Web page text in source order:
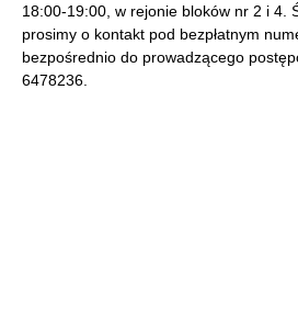
18:00-19:00, w rejonie bloków nr 2 i 4.
prosimy o kontakt pod bezpłatnym
bezpośrednio do prowadzącego
6478236.